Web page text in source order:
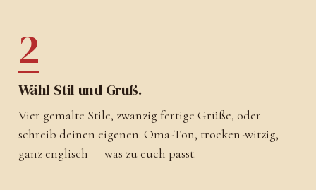
2
Wähl Stil und Gruß.
Vier gemalte Stile, zwanzig fertige Grüße, oder
schreib deinen eigenen. Oma-Ton, trocken-witzig,
ganz englisch — was zu euch passt.